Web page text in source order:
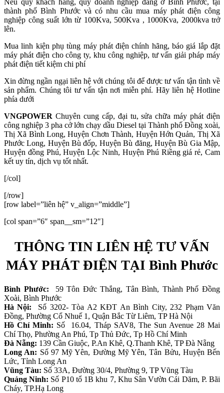
Nếu quý khách hàng, quý doanh nghiệp đang ở Bình Phước, tại
thành phố Bình Phước và có nhu cầu mua máy phát điện công
nghiệp công suất lớn từ 100Kva, 500Kva , 1000Kva, 2000kva trở
lên.
Mua linh kiện phụ tùng máy phát điện chính hãng, báo giá lắp đặt
máy phát điện cho công ty, khu công nghiệp, tư vấn giải pháp máy
phát điện tiết kiệm chi phí
Xin đừng ngần ngại liên hệ với chúng tôi để được tư vấn tận tình về
sản phẩm. Chúng tôi tư vấn tận nơi miễn phí. Hãy liên hệ Hotline
phía dưới
VNGPOWER Chuyên cung cấp, đại tu, sửa chữa máy phát điện
công nghiệp 3 pha cở lớn chạy dầu Diesel tại Thành phố Đồng xoài,
Thị Xã Bình Long, Huyện Chơn Thành, Huyện Hớn Quản, Thị Xã
Phước Long, Huyện Bù đốp, Huyện Bù đăng, Huyện Bù Gia Mập,
Huyện đồng Phú, Huyện Lộc Ninh, Huyện Phú Riềng giá rẻ, Cam
kết uy tín, dịch vụ tốt nhất.
[/col]
[/row]
[row label=”liên hệ” v_align=”middle”]
[col span=”6″ span__sm=”12″]
THÔNG TIN LIÊN HỆ TƯ VẤN
MÁY PHÁT ĐIỆN TẠI Bình Phước
Bình Phước: 59 Tôn Đức Thắng, Tân Bình, Thành Phố Đồng
Xoài, Bình Phước
Hà Nội: Số 3202- Tòa A2 KĐT An Bình City, 232 Phạm Văn
Đồng, Phường Cổ Nhuế 1, Quận Bắc Từ Liêm, TP Hà Nội
Hồ Chí Minh: Số 16.04, Tháp SAV8, The Sun Avenue 28 Mai
Chí Thọ, Phường An Phú, Tp Thủ Đức, Tp Hồ Chí Minh
Đà Nẵng: 139 Cần Giuộc, P.An Khê, Q.Thanh Khê, TP Đà Nẵng
Long An: Số 97 Mỹ Yên, Đường Mỹ Yên, Tân Bửu, Huyện Bến
Lức, Tỉnh Long An
Vũng Tàu: Số 33A, Đường 30/4, Phường 9, TP Vũng Tàu
Quảng Ninh: Số P10 tổ 1B khu 7, Khu Sân Vườn Cái Dăm, P. Bãi
Cháy, TP.Hạ Long